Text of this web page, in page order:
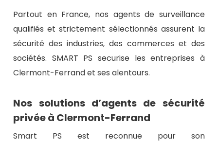
Partout en France, nos agents de surveillance
qualifiés et strictement sélectionnés assurent la
sécurité des industries, des commerces et des
sociétés. SMART PS securise les entreprises à
Clermont-Ferrand et ses alentours.
Nos solutions d’agents de sécurité
privée à Clermont-Ferrand
Smart PS est reconnue pour son